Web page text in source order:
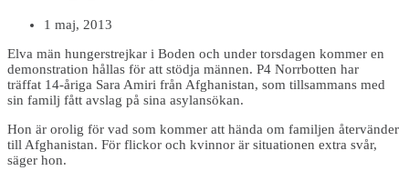
1 maj, 2013
Elva män hungerstrejkar i Boden och under torsdagen kommer en
demonstration hållas för att stödja männen. P4 Norrbotten har
träffat 14-åriga Sara Amiri från Afghanistan, som tillsammans med
sin familj fått avslag på sina asylansökan.
Hon är orolig för vad som kommer att hända om familjen återvänder
till Afghanistan. För flickor och kvinnor är situationen extra svår,
säger hon.